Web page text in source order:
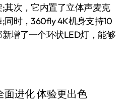
其次，它内置了立体声麦克
同时，360fly 4K机身支持10
增了一个环状LED灯，能够